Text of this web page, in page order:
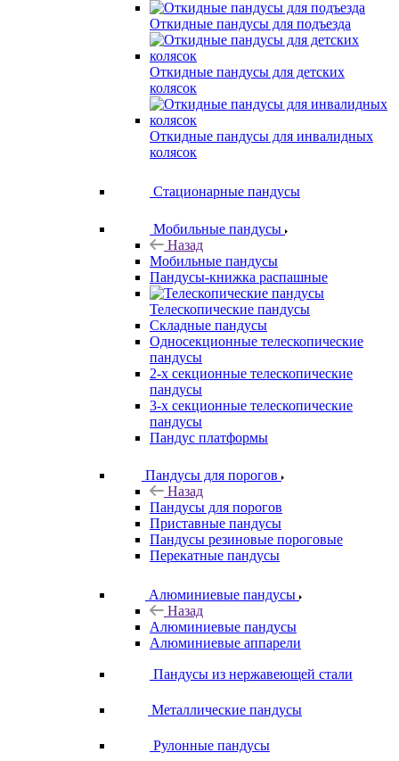
Откидные пандусы для подъезда
Откидные пандусы для детских
колясок
Откидные пандусы для инвалидных
колясок
Стационарные пандусы
Мобильные пандусы
Назад
Мобильные пандусы
Пандусы-книжка распашные
Телескопические пандусы
Складные пандусы
Односекционные телескопические
пандусы
2-х секционные телескопические
пандусы
3-х секционные телескопические
пандусы
Пандус платформы
Пандусы для порогов
Назад
Пандусы для порогов
Приставные пандусы
Пандусы резиновые пороговые
Перекатные пандусы
Алюминиевые пандусы
Назад
Алюминиевые пандусы
Алюминиевые аппарели
Пандусы из нержавеющей стали
Металлические пандусы
Рулонные пандусы